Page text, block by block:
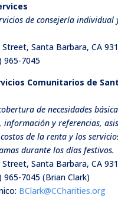
de consejería individual
Santa Barbara, CA
965-7045
Comunitarios de
de necesidades
información y referencias,
de la renta y los
durante los días festivos.
Santa Barbara, CA
965-7045 (Brian Clark)
BClark@CCharities.org